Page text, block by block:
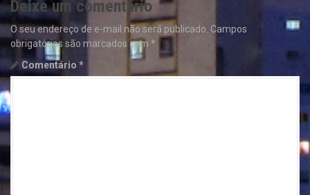
n
a
v
i
g
a
t
Deixe um comentário
O seu endereço de e-mail não será publicado. Campos
obrigatórios são marcados com *
Comentário *